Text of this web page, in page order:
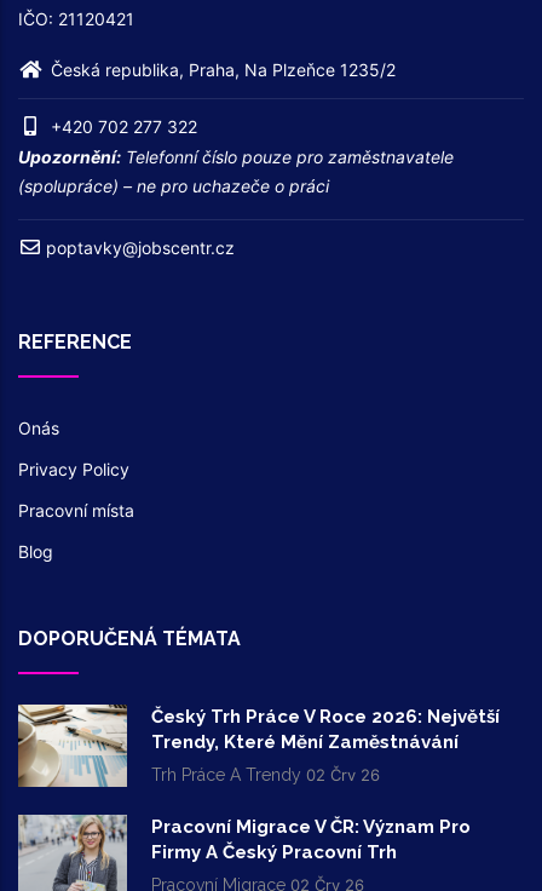
IČO: 21120421
Česká republika, Praha, Na Plzeňce 1235/2
+420 702 277 322
Upozornění: Telefonní číslo pouze pro zaměstnavatele
(spolupráce) – ne pro uchazeče o práci
poptavky@jobscentr.cz
REFERENCE
Onás
Privacy Policy
Pracovní místa
Blog
DOPORUČENÁ TÉMATA
Český Trh Práce V Roce 2026: Největší
Trendy, Které Mění Zaměstnávání
Trh Práce A Trendy 02 Črv 26
Pracovní Migrace V ČR: Význam Pro
Firmy A Český Pracovní Trh
Pracovní Migrace 02 Črv 26